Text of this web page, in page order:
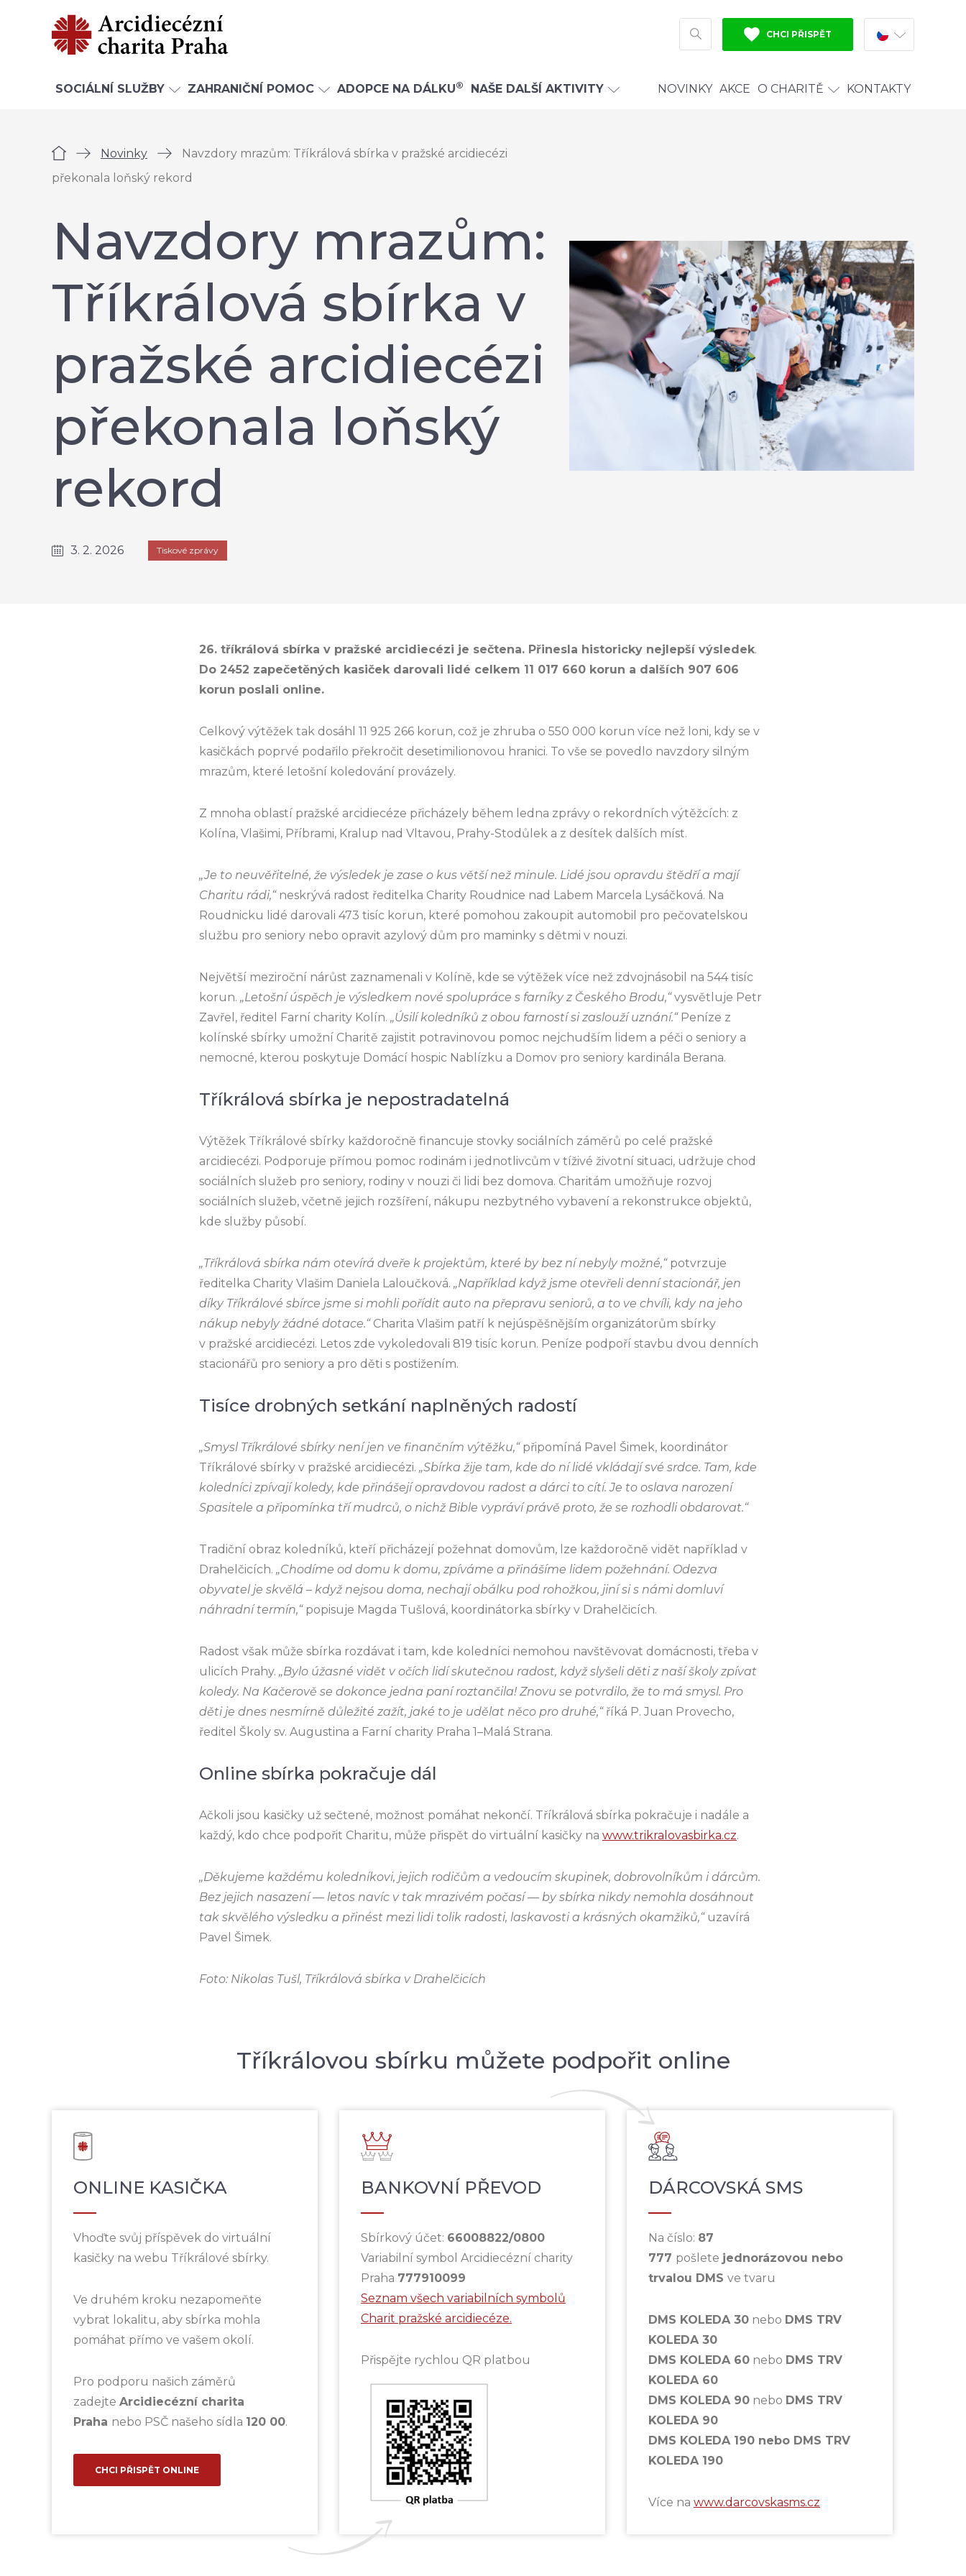
HLEDAT CHCI PŘISPĚT
SOCIÁLNÍ SLUŽBY ZAHRANIČNÍ POMOC ADOPCE NA DÁLKU® NAŠE DALŠÍ AKTIVITY NOVINKY AKCE O CHARITĚ KONTAKTY
Úvod Novinky
Navzdory mrazům: Tříkrálová sbírka v pražské arcidiecézi
překonala loňský rekord
Navzdory mrazům:
Tříkrálová sbírka v
pražské arcidiecézi
překonala loňský
rekord
3. 2. 2026 Tiskové zprávy
26. tříkrálová sbírka v pražské arcidiecézi je sečtena. Přinesla historicky nejlepší výsledek.
Do 2452 zapečetěných kasiček darovali lidé celkem 11 017 660 korun a dalších 907 606
korun poslali online.
Celkový výtěžek tak dosáhl 11 925 266 korun, což je zhruba o 550 000 korun více než loni, kdy se v
kasičkách poprvé podařilo překročit desetimilionovou hranici. To vše se povedlo navzdory silným
mrazům, které letošní koledování provázely.
Z mnoha oblastí pražské arcidiecéze přicházely během ledna zprávy o rekordních výtěžcích: z
Kolína, Vlašimi, Příbrami, Kralup nad Vltavou, Prahy-Stodůlek a z desítek dalších míst.
„Je to neuvěřitelné, že výsledek je zase o kus větší než minule. Lidé jsou opravdu štědří a mají
Charitu rádi,“neskrývá radost ředitelka Charity Roudnice nad Labem Marcela Lysáčková. Na
Roudnicku lidé darovali 473 tisíc korun, které pomohou zakoupit automobil pro pečovatelskou
službu pro seniory nebo opravit azylový dům pro maminky s dětmi v nouzi.
Největší meziroční nárůst zaznamenali v Kolíně, kde se výtěžek více než zdvojnásobil na 544 tisíc
korun. „Letošní úspěch je výsledkem nové spolupráce s farníky z Českého Brodu,“vysvětluje Petr
Zavřel, ředitel Farní charity Kolín. „Úsilí koledníků z obou farností si zaslouží uznání.“Peníze z
kolínské sbírky umožní Charitě zajistit potravinovou pomoc nejchudším lidem a péči o seniory a
nemocné, kterou poskytuje Domácí hospic Nablízku a Domov pro seniory kardinála Berana.
Tříkrálová sbírka je nepostradatelná
Výtěžek Tříkrálové sbírky každoročně financuje stovky sociálních záměrů po celé pražské
arcidiecézi. Podporuje přímou pomoc rodinám i jednotlivcům v tíživé životní situaci, udržuje chod
sociálních služeb pro seniory, rodiny v nouzi či lidi bez domova. Charitám umožňuje rozvoj
sociálních služeb, včetně jejich rozšíření, nákupu nezbytného vybavení a rekonstrukce objektů,
kde služby působí.
„Tříkrálová sbírka nám otevírá dveře k projektům, které by bez ní nebyly možné,“potvrzuje
ředitelka Charity Vlašim Daniela Laloučková. „Například když jsme otevřeli denní stacionář, jen
díky Tříkrálové sbírce jsme si mohli pořídit auto na přepravu seniorů, a to ve chvíli, kdy na jeho
nákup nebyly žádné dotace.“Charita Vlašim patří k nejúspěšnějším organizátorům sbírky
v pražské arcidiecézi. Letos zde vykoledovali 819 tisíc korun. Peníze podpoří stavbu dvou denních
stacionářů pro seniory a pro děti s postižením.
Tisíce drobných setkání naplněných radostí
„Smysl Tříkrálové sbírky není jen ve finančním výtěžku,“připomíná Pavel Šimek, koordinátor
Tříkrálové sbírky v pražské arcidiecézi. „Sbírka žije tam, kde do ní lidé vkládají své srdce. Tam, kde
koledníci zpívají koledy, kde přinášejí opravdovou radost a dárci to cítí. Je to oslava narození
Spasitele a připomínka tří mudrců, o nichž Bible vypráví právě proto, že se rozhodli obdarovat.“
Tradiční obraz koledníků, kteří přicházejí požehnat domovům, lze každoročně vidět například v
Drahelčicích. „Chodíme od domu k domu, zpíváme a přinášíme lidem požehnání. Odezva
obyvatel je skvělá – když nejsou doma, nechají obálku pod rohožkou, jiní si s námi domluví
náhradní termín,“popisuje Magda Tušlová, koordinátorka sbírky v Drahelčicích.
Radost však může sbírka rozdávat i tam, kde koledníci nemohou navštěvovat domácnosti, třeba v
ulicích Prahy. „Bylo úžasné vidět v očích lidí skutečnou radost, když slyšeli děti z naší školy zpívat
koledy. Na Kačerově se dokonce jedna paní roztančila! Znovu se potvrdilo, že to má smysl. Pro
děti je dnes nesmírně důležité zažít, jaké to je udělat něco pro druhé,“říká P. Juan Provecho,
ředitel Školy sv. Augustina a Farní charity Praha 1–Malá Strana.
Online sbírka pokračuje dál
Ačkoli jsou kasičky už sečtené, možnost pomáhat nekončí. Tříkrálová sbírka pokračuje i nadále a
každý, kdo chce podpořit Charitu, může přispět do virtuální kasičky na www.trikralovasbirka.cz.
„Děkujeme každému koledníkovi, jejich rodičům a vedoucím skupinek, dobrovolníkům i dárcům.
Bez jejich nasazení — letos navíc v tak mrazivém počasí — by sbírka nikdy nemohla dosáhnout
tak skvělého výsledku a přinést mezi lidi tolik radosti, laskavosti a krásných okamžiků,“uzavírá
Pavel Šimek.
Foto: Nikolas Tušl, Tříkrálová sbírka v Drahelčicích
Tříkrálovou sbírku můžete podpořit online
ONLINE KASIČKA
Vhoďte svůj příspěvek do virtuální
kasičky na webu Tříkrálové sbírky.
Ve druhém kroku nezapomeňte
vybrat lokalitu, aby sbírka mohla
pomáhat přímo ve vašem okolí.
Pro podporu našich záměrů
zadejteArcidiecézní charita
Praha nebo PSČ našeho sídla 120 00.
CHCI PŘISPĚT ONLINE
BANKOVNÍ PŘEVOD
Sbírkový účet: 66008822/0800
Variabilní symbol Arcidiecézní charity
Praha 777910099
Seznam všech variabilních symbolů
Charit pražské arcidiecéze.
Přispějte rychlou QR platbou
DÁRCOVSKÁ SMS
Na číslo: 87
777 pošlete jednorázovou nebo
trvalou DMS ve tvaru
DMS KOLEDA 30nebo DMS TRV
KOLEDA 30
DMS KOLEDA 60nebo DMS TRV
KOLEDA 60
DMS KOLEDA 90nebo DMS TRV
KOLEDA 90
DMS KOLEDA 190 nebo DMS TRV
KOLEDA 190
Více na www.darcovskasms.cz